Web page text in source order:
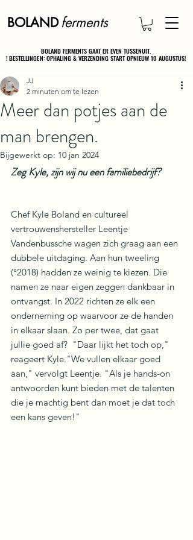
BOLAND ferments
BOLAND FERMENTS GAAT ER EVEN TUSSENUIT.
! BESTELLINGEN: OPHALING & VERZENDING START OPNIEUW 10 AUGUSTUS!
BOLAND FERMENTS GAAT ER EVEN TUSSENUIT.
! BESTELLINGEN: OPHALING & VERZENDING START OPNIEUW 10 AUGUSTUS!
Meer dan potjes aan de
man brengen.
JJ
2 minuten om te lezen
Bijgewerkt op: 10 jan 2024
Zeg Kyle, zijn wij nu een familiebedrijf?
Chef Kyle Boland en cultureel
vertrouwenshersteller Leentje
Vandenbussche wagen zich graag aan een
dubbele uitdaging. Aan hun tweeling
(°2018) hadden ze weinig te kiezen. Die
namen ze naar eigen zeggen dankbaar in
ontvangst. In 2022 richten ze elk een
onderneming op waarvoor ze de handen
in elkaar slaan. Zo per twee, dat gaat
jullie goed af?  "Daar lijkt het toch op,"
reageert Kyle."We vullen elkaar goed
aan," vervolgt Leentje. "Als je hands-on
antwoorden kunt bieden met de talenten
die je machtig bent dan moet je dat toch
een kans geven!"